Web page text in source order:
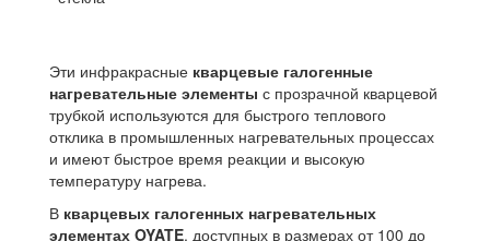
Эти инфракрасные кварцевые галогенные
нагревательные элементы с прозрачной кварцевой
трубкой используются для быстрого теплового
отклика в промышленных нагревательных процессах
и имеют быстрое время реакции и высокую
температуру нагрева.
В кварцевых галогенных нагревательных
элементах OYATE, доступных в размерах от 100 до